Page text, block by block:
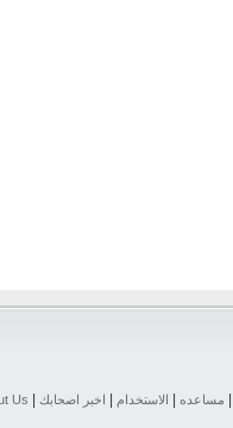
مساعده الاستخدام اخبر اصحابك Us